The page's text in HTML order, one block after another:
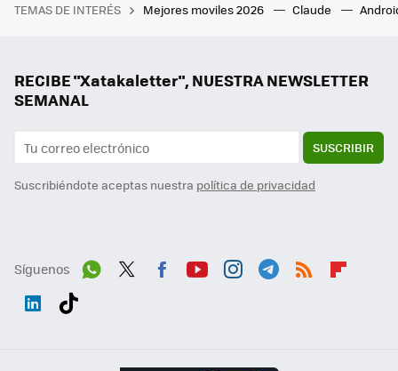
TEMAS DE INTERÉS Mejores moviles 2026 Claude
RECIBE "Xatakaletter", NUESTRA NEWSLETTER
SEMANAL
SUSCRIBIR
Suscribiéndote aceptas nuestra política de privacidad
Síguenos